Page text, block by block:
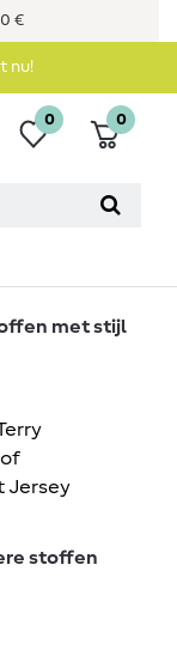
€
nu!
0 0
met stijl
Jersey
stoffen